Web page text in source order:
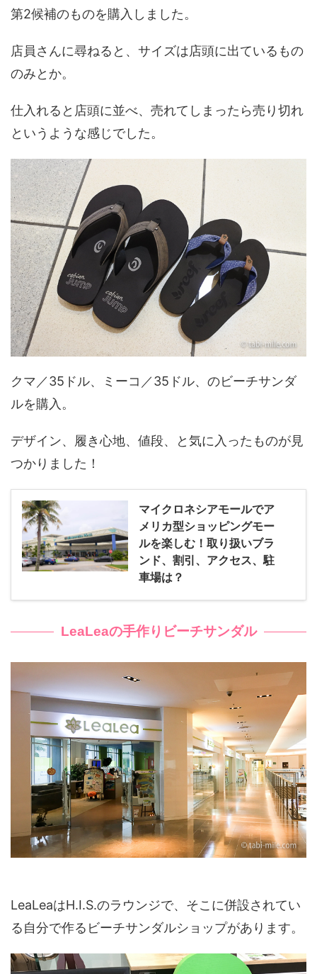
第2候補のものを購入しました。
店員さんに尋ねると、サイズは店頭に出ているもの
のみとか。
仕入れると店頭に並べ、売れてしまったら売り切れ
というような感じでした。
クマ／35ドル、ミーコ／35ドル、のビーチサンダ
ルを購入。
デザイン、履き心地、値段、と気に入ったものが見
つかりました！
マイクロネシアモールでア
メリカ型ショッピングモー
ルを楽しむ！取り扱いブラ
ンド、割引、アクセス、駐
車場は？
LeaLeaの手作りビーチサンダル
LeaLeaはH.I.S.のラウンジで、そこに併設されてい
る自分で作るビーチサンダルショップがあります。